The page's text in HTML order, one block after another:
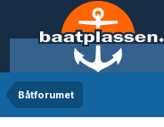
Båtforumet